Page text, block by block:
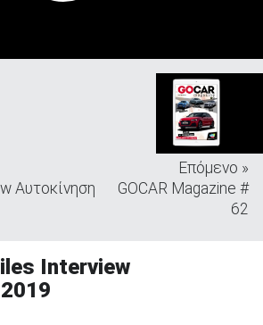
Αυτοκίνηση
Επόμενο »
GOCAR Magazine #
62
Interview